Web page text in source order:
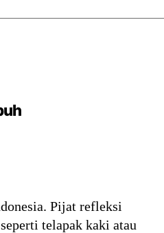
Pijat refleksi
telapak kaki atau